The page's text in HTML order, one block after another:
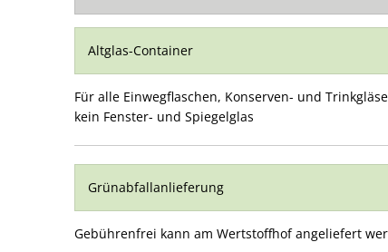
Altglas-Container
Für alle Einwegflaschen, Konserven- und
kein Fenster- und Spiegelglas
Grünabfallanlieferung
Gebührenfrei kann am Wertstoffhof angeliefert